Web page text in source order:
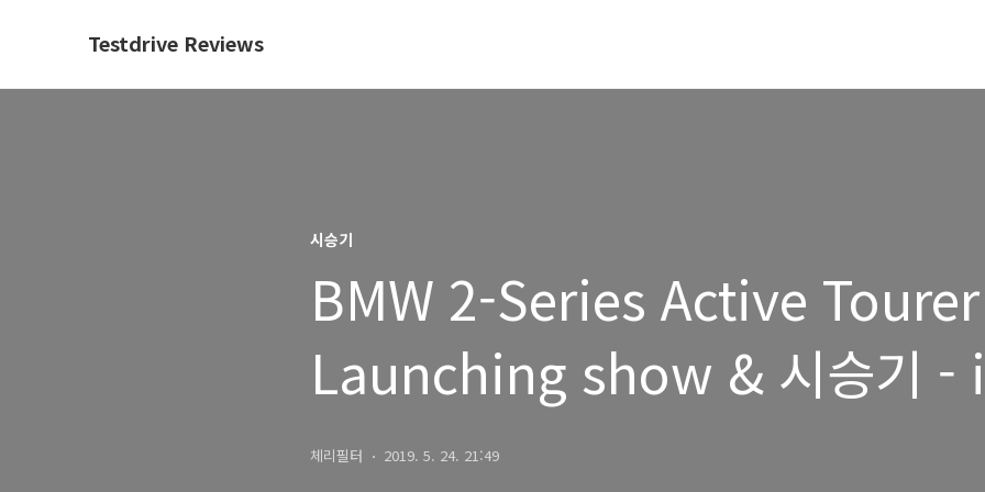
Testdrive Reviews
시승기
BMW 2-Series Active Tourer
Launching show & 시승기 -
BMW Driving Center
체리필터 2019. 5. 24. 21:49